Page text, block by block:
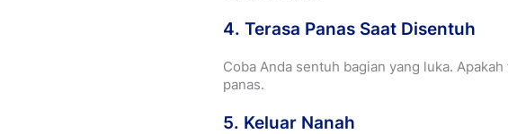
4. Terasa Panas Saat Disentuh
Coba Anda sentuh bagian yang luka.
panas.
5. Keluar Nanah